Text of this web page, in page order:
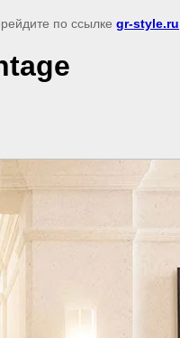
по ссылке gr-style.ru